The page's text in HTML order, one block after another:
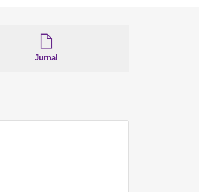
Jurnal